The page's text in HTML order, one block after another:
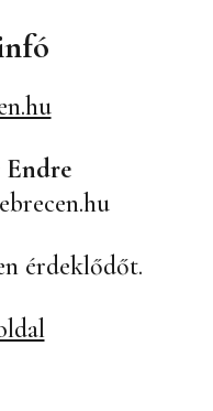
érdeklődőt.